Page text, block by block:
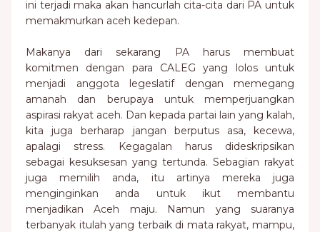
ini terjadi maka akan hancurlah cita-cita dari PA untuk
memakmurkan aceh kedepan.
Makanya dari sekarang PA harus membuat
komitmen dengan para CALEG yang lolos untuk
menjadi anggota legeslatif dengan memegang
amanah dan berupaya untuk memperjuangkan
aspirasi rakyat aceh. Dan kepada partai lain yang kalah,
kita juga berharap jangan berputus asa, kecewa,
apalagi stress. Kegagalan harus dideskripsikan
sebagai kesuksesan yang tertunda. Sebagian rakyat
juga memilih anda, itu artinya mereka juga
menginginkan anda untuk ikut membantu
menjadikan Aceh maju. Namun yang suaranya
terbanyak itulah yang terbaik di mata rakyat, mampu,